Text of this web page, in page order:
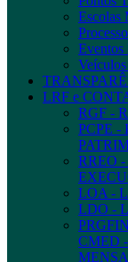
Escolas
LRF e
RGF -
PCPE -
RREO
LOA -
LDO -
CMED